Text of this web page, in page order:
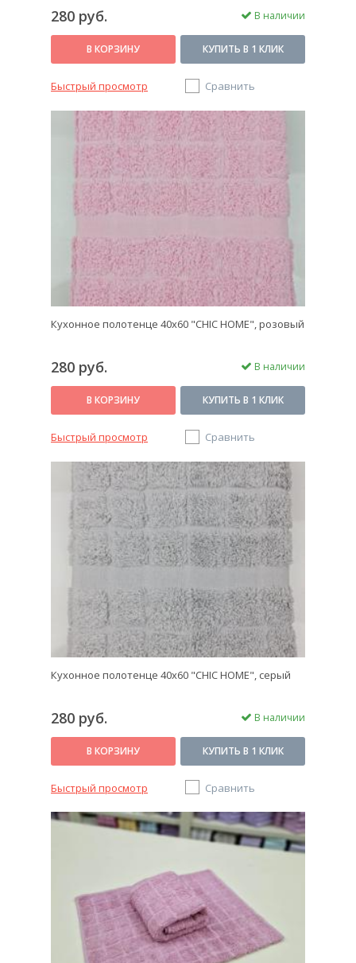
280 руб. В наличии
В КОРЗИНУ КУПИТЬ В 1 КЛИК
Быстрый просмотр Сравнить
Кухонное полотенце 40х60 "CHIC HOME", розовый
280 руб. В наличии
В КОРЗИНУ КУПИТЬ В 1 КЛИК
Быстрый просмотр Сравнить
Кухонное полотенце 40х60 "CHIC HOME", серый
280 руб. В наличии
В КОРЗИНУ КУПИТЬ В 1 КЛИК
Быстрый просмотр Сравнить